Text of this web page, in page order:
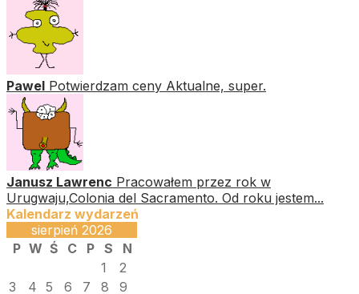
Pawel Potwierdzam ceny Aktualne, super.
Janusz Lawrenc Pracowałem przez rok w
Urugwaju,Colonia del Sacramento. Od roku jestem...
Kalendarz wydarzeń
sierpień 2026
P W Ś C P S
N
1
2
3
4 5 6 7 8 9